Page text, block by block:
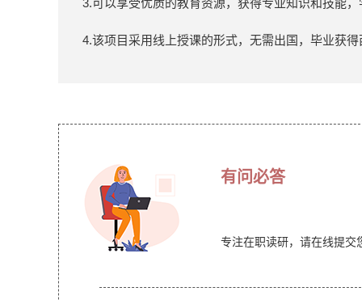
3.可以享受优质的教育资源，获得专业知识和技能
4.该项目采用线上授课的形式，无需出国，毕业获
有问必答
专注在职读研，请在线提交